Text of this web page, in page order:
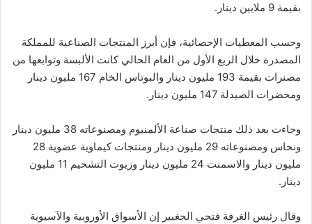
بقيمة 9 ملايين دينار.
وحسب المعطيات الإحصائية، فإن أبرز المنتجات الصناعية للمملكة
المصدرة خلال الربع الأول من العام الحالي كانت الألبسة وتوابعها من
مصنرات بقيمة 193 مليون دينار والبوتاس الخام 167 مليون دينار
ومحضرات الصيدلة 147 مليون دينار.
وجاءت بعد ذلك منتجات صناعة الألمنيوم ومصنوعاته 38 مليون دينار
ونحاس ومصنوعاته 29 مليون دينار ومنتجات كيماوية عضوية 28
مليون دينار والاسمنت 24 مليون دينار وزيوت التشحيم 11 مليون
دينار.
وقال رئيس الغرفة فتحي الجغبير إن الأسواق الأوروبية والآسيوية